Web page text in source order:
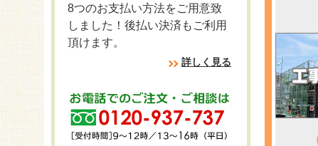
8つのお支払い方法をご用意致
しました！後払い決済もご利用
頂けます。
詳しく見る